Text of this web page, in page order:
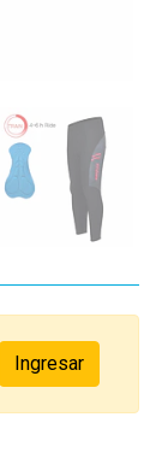
Ingresar